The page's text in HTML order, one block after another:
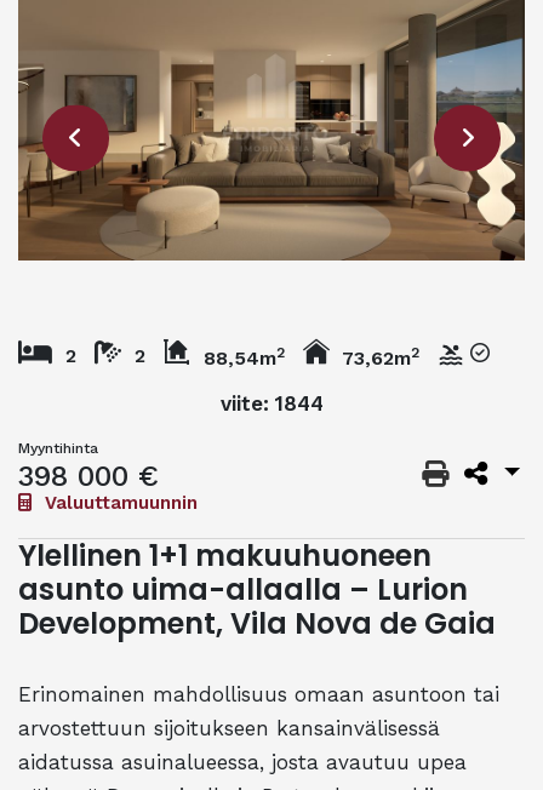
2 2 88,54m2 73,62m2
viite: 1844
Myyntihinta
398 000 €
Valuuttamuunnin
Ylellinen 1+1 makuuhuoneen
asunto uima-allaalla – Lurion
Development, Vila Nova de Gaia
Erinomainen mahdollisuus omaan asuntoon tai
arvostettuun sijoitukseen kansainvälisessä
aidatussa asuinalueessa, josta avautuu upea